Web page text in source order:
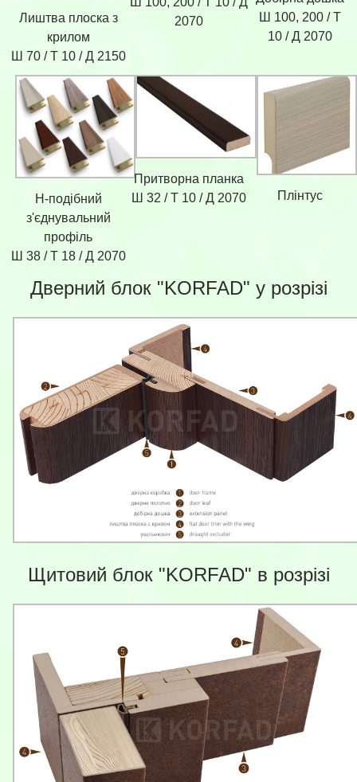
Лиштва плоска з
крилом
Ш 70 / Т 10 / Д 2150
2070
Ш 100, 200 / Т
10 / Д 2070
Н-подібний
з'єднувальний
профіль
Ш 38 / Т 18 / Д 2070
Притворна планка
Ш 32 / Т 10 / Д 2070
Плінтус
Дверний блок "KORFAD" у розрізі
Щитовий блок "KORFAD" в розрізі